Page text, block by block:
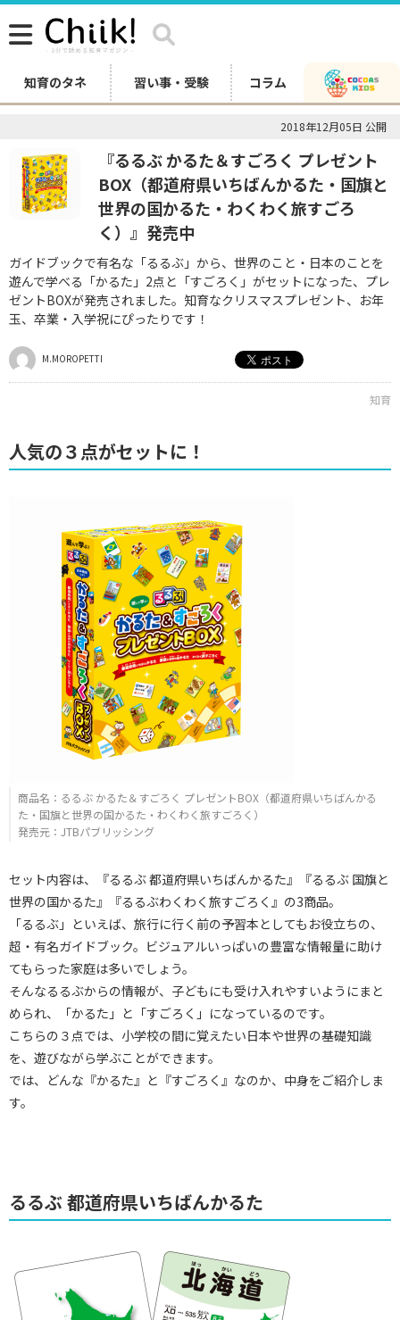
知育のタネ 習い事・受験 コラム
2018年12月05日 公開
『るるぶ かるた＆すごろく プレゼント
BOX（都道府県いちばんかるた・国旗と
世界の国かるた・わくわく旅すごろ
く）』発売中
ガイドブックで有名な「るるぶ」から、世界のこと・日本のことを
遊んで学べる「かるた」2点と「すごろく」がセットになった、プレ
ゼントBOXが発売されました。知育なクリスマスプレゼント、お年
玉、卒業・入学祝にぴったりです！
M.MOROPETTI
知育
人気の３点がセットに！
商品名：るるぶ かるた＆すごろく プレゼントBOX（都道府県いちばんかる
た・国旗と世界の国かるた・わくわく旅すごろく）
発売元：JTBパブリッシング
セット内容は、『るるぶ 都道府県いちばんかるた』『るるぶ 国旗と
世界の国かるた』『るるぶわくわく旅すごろく』の3商品。
「るるぶ」といえば、旅行に行く前の予習本としてもお役立ちの、
超・有名ガイドブック。ビジュアルいっぱいの豊富な情報量に助け
てもらった家庭は多いでしょう。
そんなるるぶからの情報が、子どもにも受け入れやすいようにまと
められ、「かるた」と「すごろく」になっているのです。
こちらの３点では、小学校の間に覚えたい日本や世界の基礎知識
を、遊びながら学ぶことができます。
では、どんな『かるた』と『すごろく』なのか、中身をご紹介しま
す。
るるぶ 都道府県いちばんかるた